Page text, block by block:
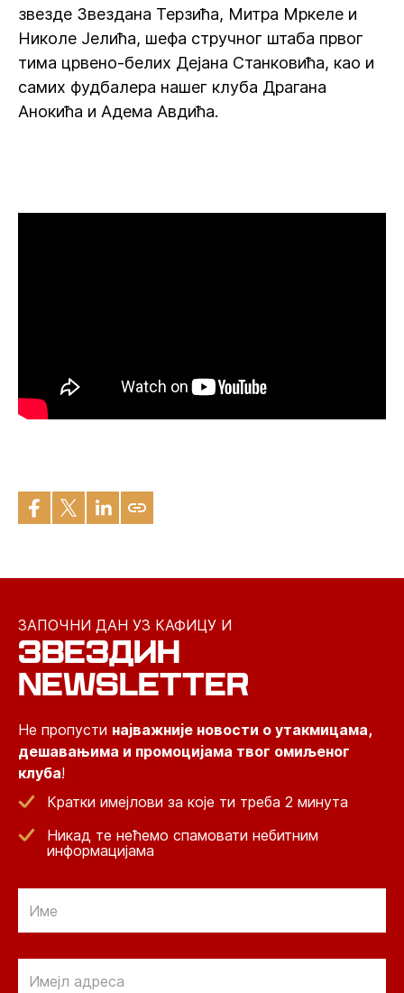
звезде Звездана Терзића, Митра Мркеле и
Николе Јелића, шефа стручног штаба првог
тима црвено-белих Дејана Станковића, као и
самих фудбалера нашег клуба Драгана
Анокића и Адема Авдића.
ЗАПОЧНИ ДАН УЗ КАФИЦУ И
ЗВЕЗДИН
NEWSLETTER
Не пропусти најважније новости о утакмицама,
дешавањима и промоцијама твог омиљеног
клуба!
Кратки имејлови за које ти треба 2 минута
Никад те нећемо спамовати небитним
информацијама